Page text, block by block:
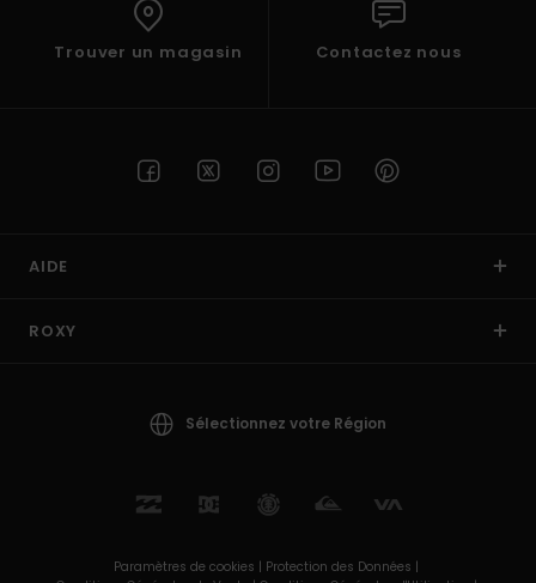
Trouver un magasin Contactez nous
AIDE
ROXY
Sélectionnez votre Région
Paramètres de cookies | Protection des Données |